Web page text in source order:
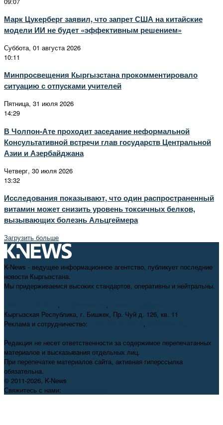
Марк Цукерберг заявил, что запрет США на китайские
модели ИИ не будет «эффективным решением»
Суббота, 01 августа 2026
10:11
Минпросвещения Кыргызстана прокомментировало
ситуацию с отпусками учителей
Пятница, 31 июля 2026
14:29
В Чолпон-Ате проходит заседание неформальной
Консультативной встречи глав государств Центральной
Азии и Азербайджана
Четверг, 30 июля 2026
13:32
Исследования показывают, что один распространенный
витамин может снизить уровень токсичных белков,
вызывающих болезнь Альцгеймера
Загрузить больше
K-News - ведущее информационное агентство, публикует последние
новости Кыргызстана.
Мы придерживаемся высоких стандартов, оперативны и нейтральны.
, ,
Кыргызская Республика, г. Бишкек, Пр. Чуй д. 126, кв. 11
Реклама и сотрудничество:
,
Редакция не несет ответственности за содержимое перепечатанных
материалов и высказывания отдельных лиц.
При перепечатке материалов сайта, активная гиперссылка
обязательна.
© 2011-2026, K-News
Свяжитесь с нами: